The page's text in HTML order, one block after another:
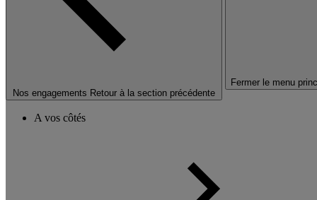
Nos engagements Retour à la section précédente
Fermer le menu
A vos côtés